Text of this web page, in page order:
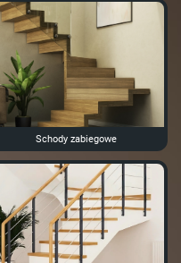
Schody zabiegowe